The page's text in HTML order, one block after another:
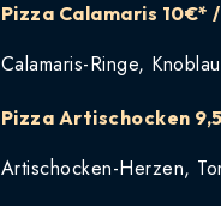
Pizza Calamaris 10€*
Calamaris-Ringe,
Pizza Artischocken
Artischocken-Herzen,